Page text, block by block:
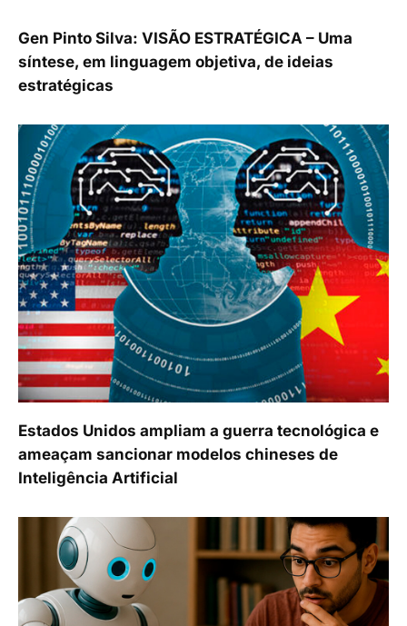
Gen Pinto Silva: VISÃO ESTRATÉGICA – Uma
síntese, em linguagem objetiva, de ideias
estratégicas
Estados Unidos ampliam a guerra tecnológica e
ameaçam sancionar modelos chineses de
Inteligência Artificial